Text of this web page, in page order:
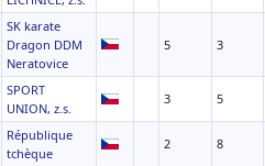
SK karate
Dragon DDM
Neratovice
5 3
SPORT
UNION, z.s.
3 5
République
tchèque
2 8